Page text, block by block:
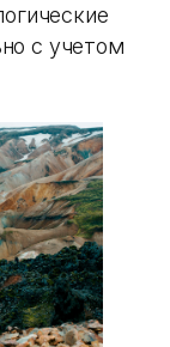
с учетом